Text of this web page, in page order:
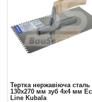
Тертка нержавіюча сталь
130х270 мм зуб 4х4 мм
Line Kubala